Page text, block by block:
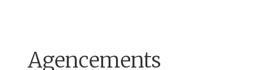
Agencements